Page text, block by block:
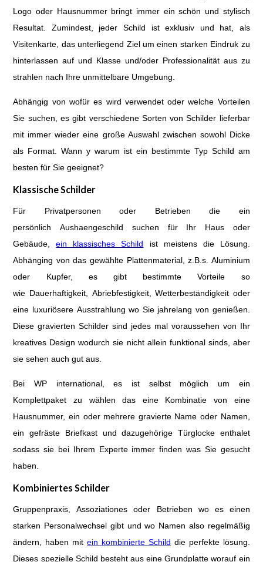
Logo oder Hausnummer bringt immer ein schön und stylisch
Resultat. Zumindest, jeder Schild ist exklusiv und hat, als
Visitenkarte, das unterliegend Ziel um einen starken Eindruk zu
hinterlassen auf und Klasse und/oder Professionalität aus zu
strahlen nach Ihre unmittelbare Umgebung.
Abhängig von wofür es wird verwendet oder welche Vorteilen
Sie suchen, es gibt verschiedene Sorten von Schilder lieferbar
mit immer wieder eine große Auswahl zwischen sowohl Dicke
als Format. Wann y warum ist ein bestimmte Typ Schild am
besten für Sie geeignet?
Klassische Schilder
Für Privatpersonen oder Betrieben die ein
persönlich Aushaengeschild suchen für Ihr Haus oder
Gebäude,ein klassisches Schild ist meistens die Lösung.
Abhänging von das gewählte Plattenmaterial, z.B.s. Aluminium
oder Kupfer, es gibt bestimmte Vorteile so
wie Dauerhaftigkeit, Abriebfestigkeit, Wetterbeständigkeit oder
eine luxuriösere Ausstrahlung wo Sie jahrelang von genießen.
Diese gravierten Schilder sind jedes mal voraussehen von Ihr
kreatives Design wodurch sie nicht allein funktional sinds, aber
sie sehen auch gut aus.
Bei WP international, es ist selbst möglich um ein
Komplettpaket zu wählen das eine Kombinatie von eine
Hausnummer, ein oder mehrere gravierte Name oder Namen,
ein gefräste Briefkast und dazugehörige Türglocke enthalet
sodass sie bei Ihrem Experte immer finden was Sie gesucht
haben.
Kombiniertes Schilder
Gruppenpraxis, Assoziationes oder Betrieben wo es einen
starken Personalwechsel gibt und wo Namen also regelmäßig
ändern, haben mitein kombinierte Schild die perfekte lösung.
Dieses spezielle Schild besteht aus eine Grundplatte worauf ein